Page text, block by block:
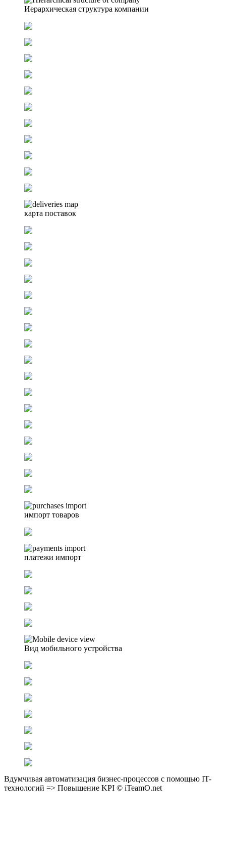
Иерархическая структура компании
карта поставок
импорт товаров
платежи импорт
Вид мобильного устройства
Вдумчивая автоматизация бизнес-процессов с помощью IT-
технологий => Повышение KPI © iTeamO.net